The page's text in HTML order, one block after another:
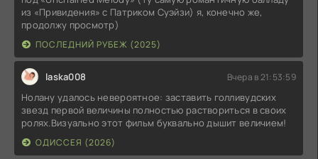
из «Привидения» с Патриком Суэйзи) я, конечно же,
продолжу просмотр)
ПОСЛЕДНИЙ РУБЕЖ (2025)
laska008 Вчера в 21:53:59
Нолану удалось невероятное: заставить голливудских
звезд первой величины полностью раствориться в своих
ролях.Визуально этот фильм буквально дышит величием!
ОДИССЕЯ (2026)